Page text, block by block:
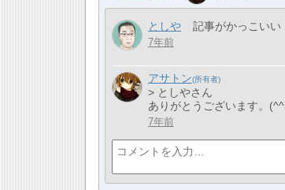
としや 記事がかっこいい
7年前
アサトン
> としやさん
ありがとうございます。(^^
7年前